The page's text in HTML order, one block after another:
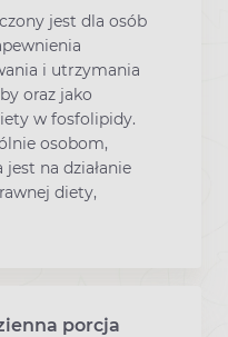
jest dla osób
i utrzymania
oraz jako
w fosfolipidy.
osobom,
na działanie
diety,
porcja